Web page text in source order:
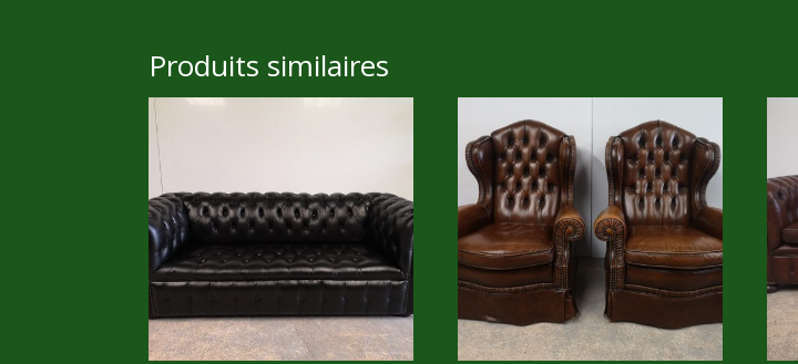
Produits similaires